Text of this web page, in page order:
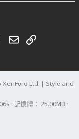
WhatsApp
電子郵件
連結
XenForo Ltd. | Style and
記憶體 25.00MB